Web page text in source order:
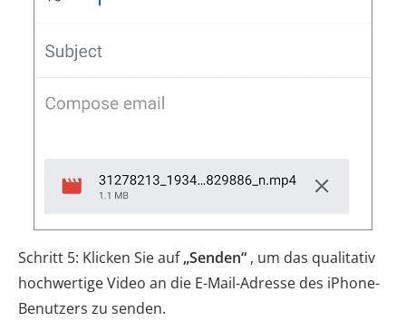
Schritt 5: Klicken Sie auf„Senden“ , um das qualitativ
hochwertige Video an die E-Mail-Adresse des iPhone-
Benutzers zu senden.